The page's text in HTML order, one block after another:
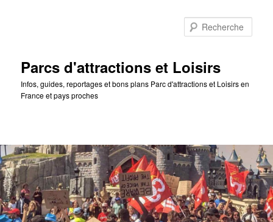
Parcs d'attractions et Loisirs
Infos, guides, reportages et bons plans Parc d'attractions et Loisirs en
France et pays proches